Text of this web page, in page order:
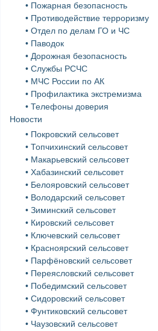
• Пожарная безопасность
• Противодействие терроризму
• Отдел по делам ГО и ЧС
• Паводок
• Дорожная безопасность
• Службы РСЧС
• МЧС России по АК
• Профилактика экстремизма
• Телефоны доверия
Новости
• Покровский сельсовет
• Топчихинский сельсовет
• Макарьевский сельсовет
• Хабазинский сельсовет
• Белояровский сельсовет
• Володарский сельсовет
• Зиминский сельсовет
• Кировский сельсовет
• Ключевский сельсовет
• Красноярский сельсовет
• Парфёновский сельсовет
• Переясловский сельсовет
• Победимский сельсовет
• Сидоровский сельсовет
• Фунтиковский сельсовет
• Чаузовский сельсовет